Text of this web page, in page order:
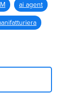
ai agent